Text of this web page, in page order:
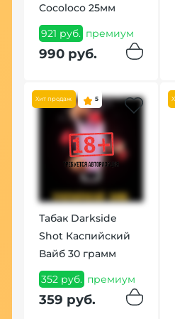
Cocoloco 25мм
921 руб. премиум
990 руб.
Хит продаж 5
Табак Darkside
Shot Каспийский
Вайб 30 грамм
352 руб. премиум
359 руб.